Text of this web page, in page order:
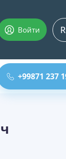
Войти
+99871 237